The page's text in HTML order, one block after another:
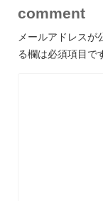
comment
メールアドレスが
る欄は必須項目で